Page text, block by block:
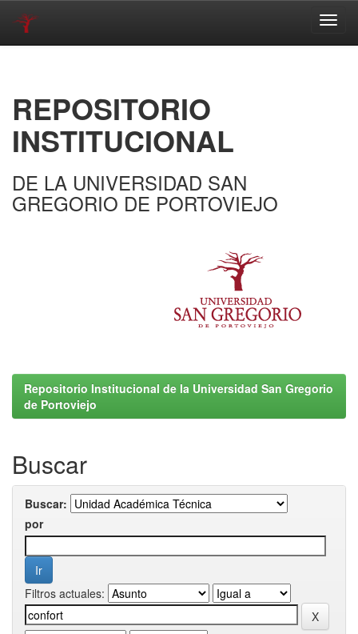
REPOSITORIO
INSTITUCIONAL
DE LA UNIVERSIDAD SAN
GREGORIO DE PORTOVIEJO
Repositorio Institucional de la Universidad San Gregorio
de Portoviejo
Buscar
Buscar:
por
Filtros actuales: